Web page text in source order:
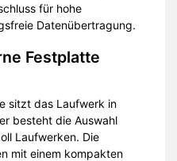
für hohe
Datenübertragung.
Festplatte
sitzt das Laufwerk in
besteht die Auswahl
Laufwerken. Die
mit einem kompakten